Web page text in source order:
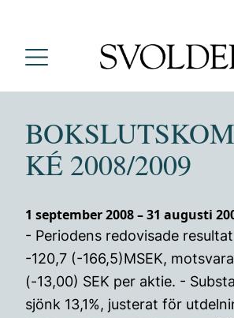
KÉ 2008/2009
1 september 2008 – 31 augusti
- Periodens redovisade
-120,7 (-166,5)MSEK,
(-13,00) SEK per aktie. -
sjönk 13,1%, justerat för